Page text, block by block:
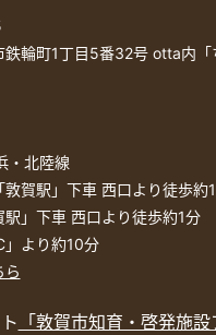
鉄輪町1丁目5番32号 otta内「
・北陸線
敦賀駅」下車 西口より徒歩約
駅」下車 西口より徒歩約1分
」より約10分
ら
「敦賀市知育・啓発施設